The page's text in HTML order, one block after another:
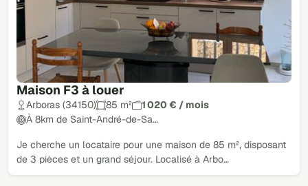
Maison F3 à louer
Arboras (34150) 85 m²
1 020 € / mois
À 8km de Saint-André-de-Sa…
Je cherche un locataire pour une maison de 85 m², disposant
de 3 pièces et un grand séjour. Localisé à Arbo…